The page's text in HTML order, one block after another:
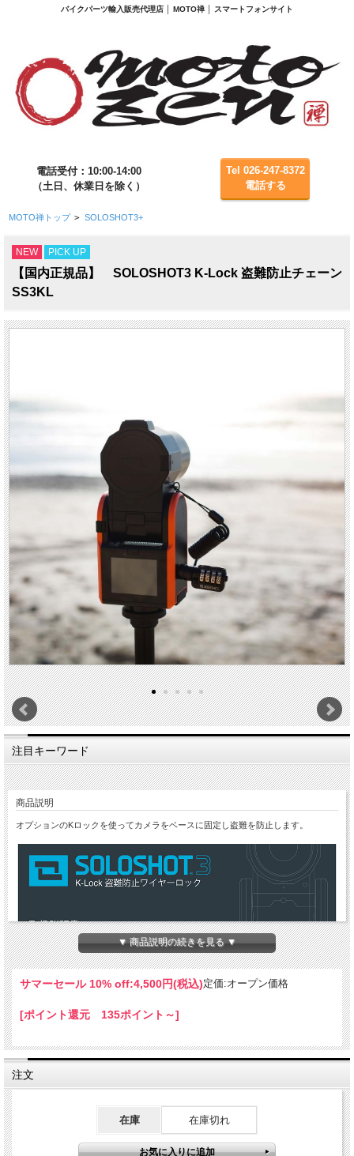
バイクパーツ輸入販売代理店 │ MOTO禅 │ スマートフォンサイト
電話受付：10:00-14:00
（土日、休業日を除く）
Tel 026-247-8372
電話する
MOTO禅トップ > SOLOSHOT3+
NEW PICK UP
【国内正規品】 SOLOSHOT3 K-Lock 盗難防止チェーン
SS3KL
注目キーワード
商品説明
オプションのKロックを使ってカメラをベースに固定し盗難を防止します。
▼ 商品説明の続きを見る ▼
サマーセール 10% off:4,500円(税込)定価:オープン価格
[ポイント還元 135ポイント～]
注文
在庫 在庫切れ